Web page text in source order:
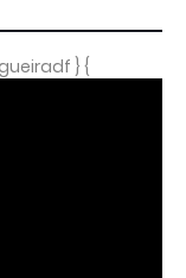
} {